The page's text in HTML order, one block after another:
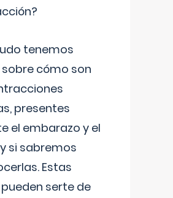
tenemos
cómo son
presentes
el embarazo y el
si sabremos
Estas
serte de